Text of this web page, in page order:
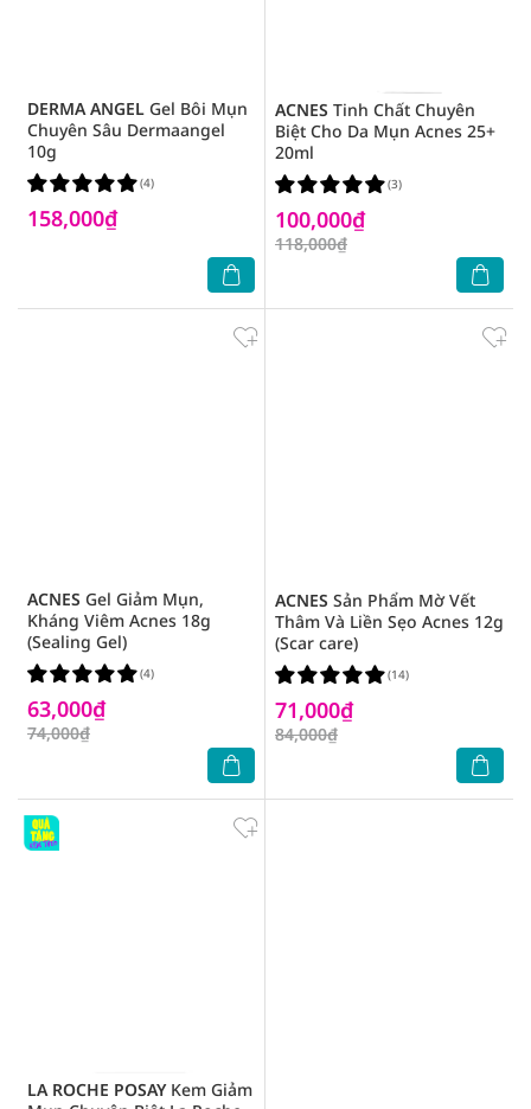
DERMA ANGEL Gel Bôi Mụn
Chuyên Sâu Dermaangel
10g
158,000₫
(4)
ACNES Tinh Chất Chuyên
Biệt Cho Da Mụn Acnes 25+
20ml
100,000₫
118,000₫
(3)
ACNES Gel Giảm Mụn,
Kháng Viêm Acnes 18g
(Sealing Gel)
63,000₫
74,000₫
(4)
ACNES Sản Phẩm Mờ Vết
Thâm Và Liền Sẹo Acnes 12g
(Scar care)
71,000₫
84,000₫
(14)
LA ROCHE POSAYKem Giảm